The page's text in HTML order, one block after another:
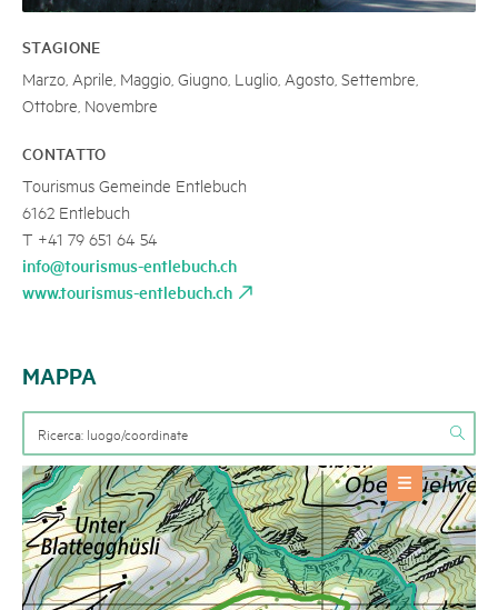
STAGIONE
Marzo, Aprile, Maggio, Giugno, Luglio, Agosto, Settembre,
Ottobre, Novembre
CONTATTO
Tourismus Gemeinde Entlebuch
6162 Entlebuch
T +41 79 651 64 54
info@tourismus-entlebuch.ch
www.tourismus-entlebuch.ch
MAPPA
OFFERTE
Itinerari estivi
+
INFORMAZIONI BASE